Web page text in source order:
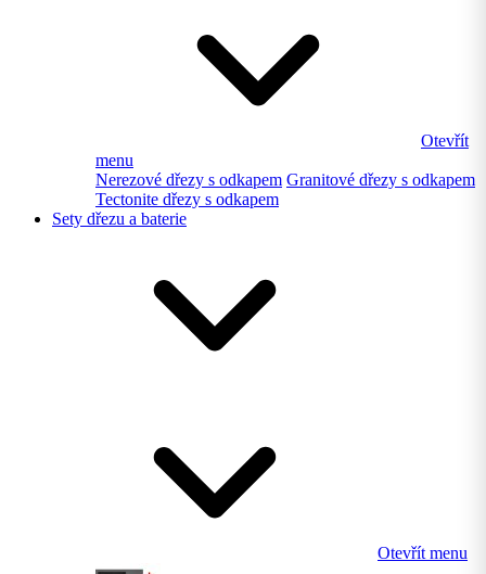
Otevřít
menu
Nerezové dřezy s odkapem Granitové dřezy s odkapem
Tectonite dřezy s odkapem
Sety dřezu a baterie
Otevřít menu